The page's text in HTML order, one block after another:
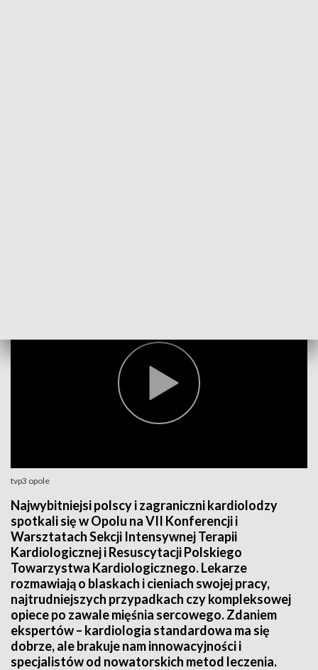
tvp3 opole
Najwybitniejsi polscy i zagraniczni kardiolodzy
spotkali się w Opolu na VII Konferencji i
Warsztatach Sekcji Intensywnej Terapii
Kardiologicznej i Resuscytacji Polskiego
Towarzystwa Kardiologicznego. Lekarze
rozmawiają o blaskach i cieniach swojej pracy,
najtrudniejszych przypadkach czy kompleksowej
opiece po zawale mięśnia sercowego. Zdaniem
ekspertów – kardiologia standardowa ma się
dobrze, ale brakuje nam innowacyjności i
specjalistów od nowatorskich metod leczenia.